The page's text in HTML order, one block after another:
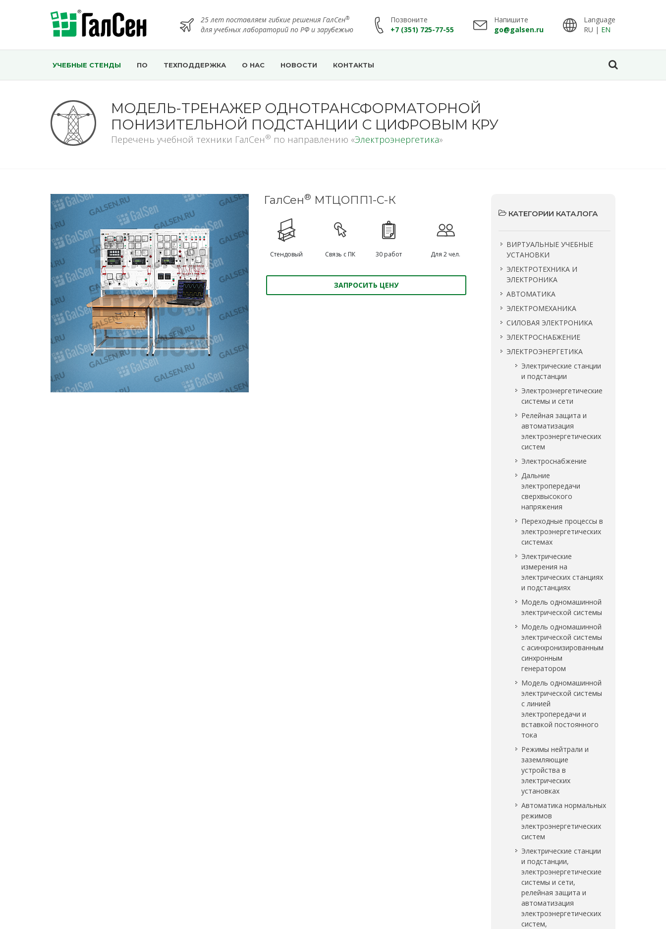
25 лет поставляем гибкие решения ГалСен®
для учебных лабораторий по РФ и зарубежью
Позвоните
+7 (351) 725-77-55
Напишите
go@galsen.ru
Language
RU | EN
УЧЕБНЫЕ СТЕНДЫ ПО ТЕХПОДДЕРЖКА О НАС НОВОСТИ КОНТАКТЫ
МОДЕЛЬ-ТРЕНАЖЕР ОДНОТРАНСФОРМАТОРНОЙ
ПОНИЗИТЕЛЬНОЙ ПОДСТАНЦИИ С ЦИФРОВЫМ КРУ
Перечень учебной техники ГалСен® по направлению «Электроэнергетика»
ГалСен® МТЦОПП1-С-К
Стендовый Связь с ПК 30 работ Для 2 чел.
ЗАПРОСИТЬ ЦЕНУ
КАТЕГОРИИ КАТАЛОГА
ВИРТУАЛЬНЫЕ УЧЕБНЫЕ
УСТАНОВКИ
ЭЛЕКТРОТЕХНИКА И
ЭЛЕКТРОНИКА
АВТОМАТИКА
ЭЛЕКТРОМЕХАНИКА
СИЛОВАЯ ЭЛЕКТРОНИКА
ЭЛЕКТРОСНАБЖЕНИЕ
ЭЛЕКТРОЭНЕРГЕТИКА
Электрические станции
и подстанции
Электроэнергетические
системы и сети
Релейная защита и
автоматизация
электроэнергетических
систем
Электроснабжение
Дальние
электропередачи
сверхвысокого
напряжения
Переходные процессы в
электроэнергетических
системах
Электрические
измерения на
электрических станциях
и подстанциях
Модель одномашинной
электрической системы
Модель одномашинной
электрической системы
с асинхронизированным
синхронным
генератором
Модель одномашинной
электрической системы
с линией
электропередачи и
вставкой постоянного
тока
Режимы нейтрали и
заземляющие
устройства в
электрических
установках
Автоматика нормальных
режимов
электроэнергетических
систем
Электрические станции
и подстанции,
электроэнергетические
системы и сети,
релейная защита и
автоматизация
электроэнергетических
систем,